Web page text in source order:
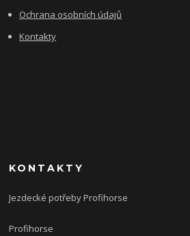
Ochrana osobních údajů
Kontakty
KONTAKTY
Jezdecké potřeby Profihorse
Profihorse